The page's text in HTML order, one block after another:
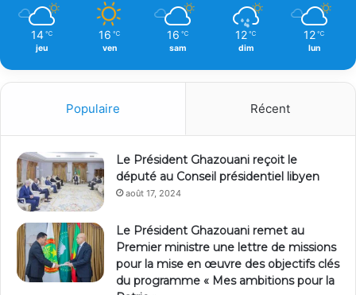
14 ℃
jeu
16 ℃
ven
16 ℃
sam
12 ℃
dim
12 ℃
lun
Populaire Récent
Le Président Ghazouani reçoit le
député au Conseil présidentiel libyen
août 17, 2024
Le Président Ghazouani remet au
Premier ministre une lettre de missions
pour la mise en œuvre des objectifs clés
du programme « Mes ambitions pour la